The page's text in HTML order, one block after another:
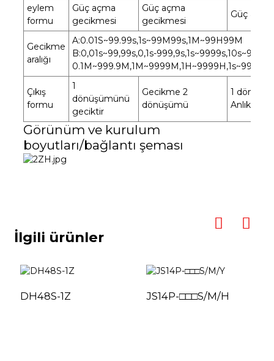
eylem
formu
Güç açma
gecikmesi
Güç açma
gecikmesi
Güç
Gecikme
aralığı
A:0.01S~99.99s,1s~99M99s,1M~99H99M
B:0,01s~99,99s,0,1s-
Çıkış
formu
1
dönüşümünü
geciktir
Gecikme 2
dönüşümü
1
Anlık 1
Görünüm ve kurulum
boyutları/bağlantı şeması
İlgili ürünler
DH48S-1Z JS14P-□□□S/M/H